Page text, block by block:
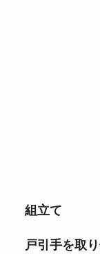
組立て
戸引手を取り